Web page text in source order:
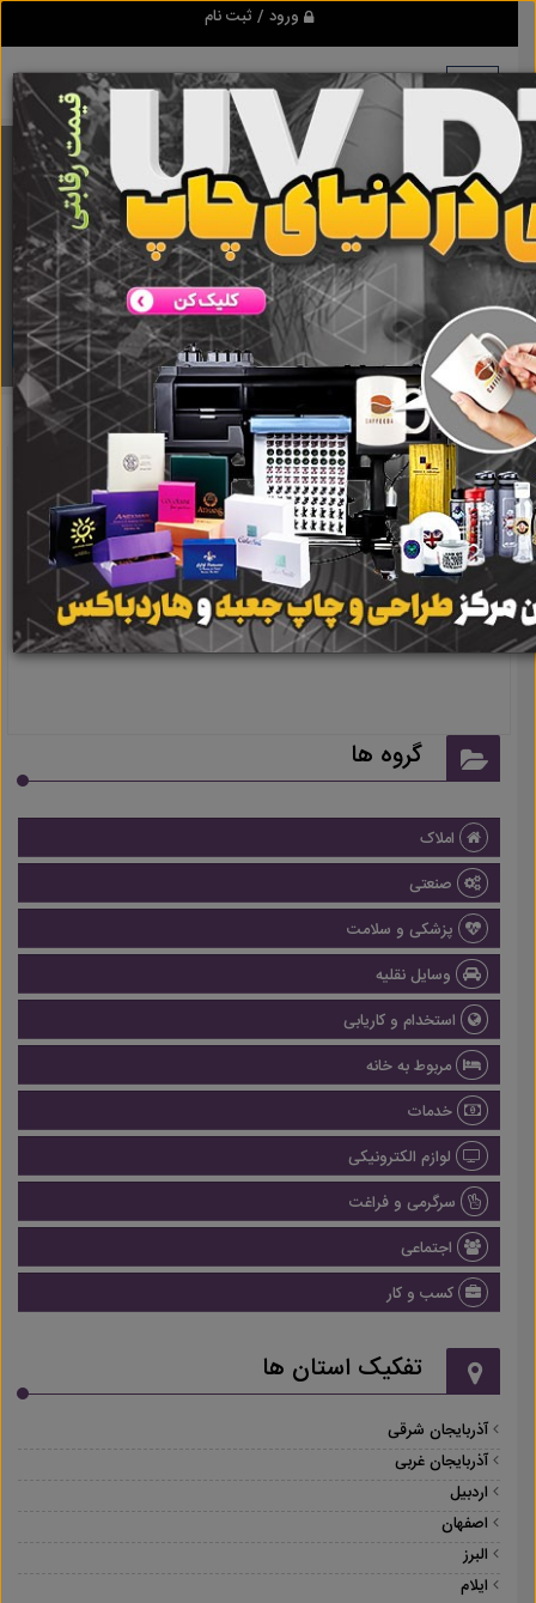
ورود / ثبت نام
برنامه اندروید ابزاریراق
مرجع نیازمندیهای ابزار و یراق آلات عمومی و صنعتی
دانلود
نتیجه ای یافت نشد
گروه ها
املاک
صنعتی
پزشکی و سلامت
وسایل نقلیه
استخدام و کاریابی
مربوط به خانه
خدمات
لوازم الکترونیکی
سرگرمی و فراغت
اجتماعی
کسب و کار
تفکیک استان ها
آذربایجان شرقی
آذربایجان غربی
اردبیل
اصفهان
البرز
ایلام